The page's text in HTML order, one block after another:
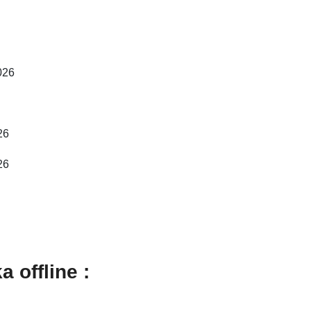
offline :